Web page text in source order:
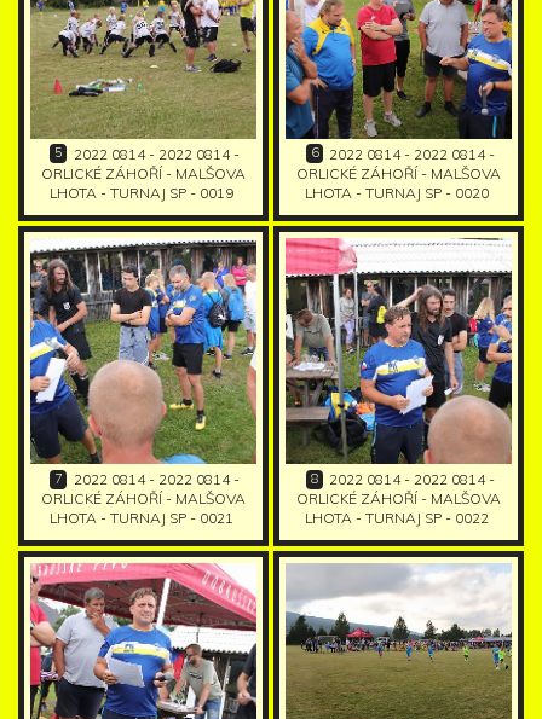
5
2022 0814 - 2022 0814 -
ORLICKÉ ZÁHOŘÍ - MALŠOVA
LHOTA - TURNAJ SP - 0019
6
2022 0814 - 2022 0814 -
ORLICKÉ ZÁHOŘÍ - MALŠOVA
LHOTA - TURNAJ SP - 0020
7
2022 0814 - 2022 0814 -
ORLICKÉ ZÁHOŘÍ - MALŠOVA
LHOTA - TURNAJ SP - 0021
8
2022 0814 - 2022 0814 -
ORLICKÉ ZÁHOŘÍ - MALŠOVA
LHOTA - TURNAJ SP - 0022